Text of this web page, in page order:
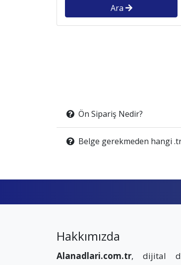
Ara
Ön Sipariş Nedir?
Belge gerekmeden hangi
Hakkımızda
Alanadlari.com.tr, dijital